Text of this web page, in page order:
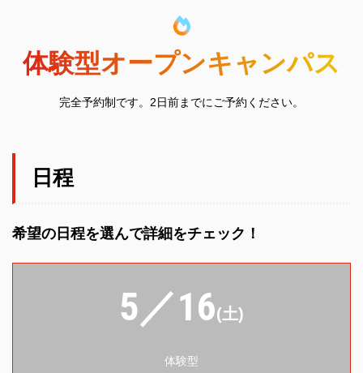
体験型オープンキャンパス
完全予約制です。2日前までにご予約ください。
日程
希望の日程を選んで詳細をチェック！
5／16(土)
体験型